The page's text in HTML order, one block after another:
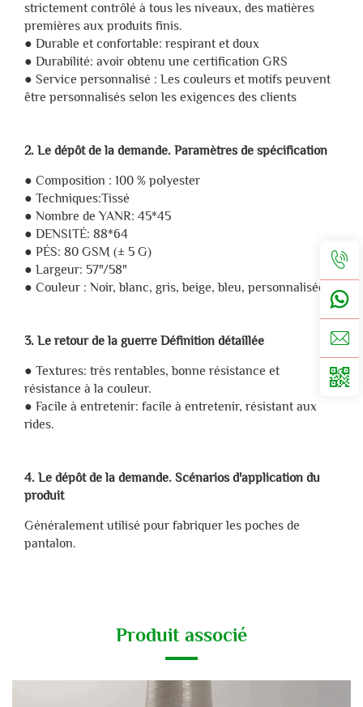
strictement contrôlé à tous les niveaux, des matières
premières aux produits finis.
● Durable et confortable: respirant et doux
● Durabilité: avoir obtenu une certification GRS
● Service personnalisé : Les couleurs et motifs peuvent
être personnalisés selon les exigences des clients
2. Le dépôt de la demande. Paramètres de spécification
● Composition : 100 % polyester
● Techniques:Tissé
● Nombre de YANR: 45*45
● DENSITÉ: 88*64
● PÉS: 80 GSM (± 5 G)
● Largeur: 57"/58"
● Couleur : Noir, blanc, gris, beige, bleu, personnalisée
3. Le retour de la guerre Définition détaillée
● Textures: très rentables, bonne résistance et
résistance à la couleur.
● Facile à entretenir: facile à entretenir, résistant aux
rides.
4. Le dépôt de la demande. Scénarios d'application du
produit
Généralement utilisé pour fabriquer les poches de
pantalon.
Produit associé